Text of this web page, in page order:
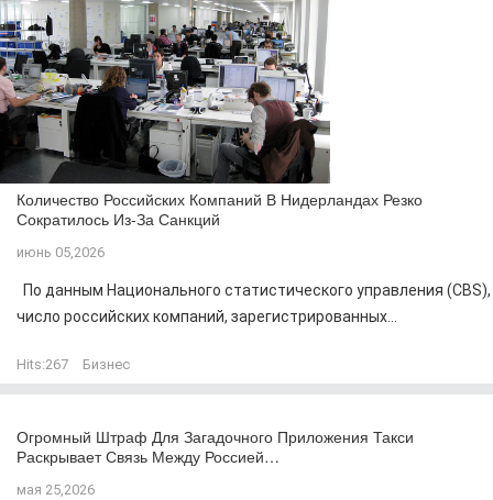
Количество Российских Компаний В Нидерландах Резко
Сократилось Из-За Санкций
июнь 05,2026
По данным Национального статистического управления (CBS),
число российских компаний, зарегистрированных...
Hits:267 Бизнес
Огромный Штраф Для Загадочного Приложения Такси
Раскрывает Связь Между Россией…
мая 25,2026